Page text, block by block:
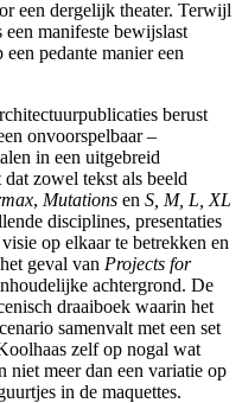
een dergelijk theater. Terwijl
een manifeste bewijslast
pedante manier een
berust
onvoorspelbaar –
in een uitgebreid
zowel tekst als beeld
, Mutations en S, M, L, XL
disciplines, presentaties
op elkaar te betrekken en
geval van Projects for
achtergrond. De
draaiboek waarin het
samenvalt met een set
zelf op nogal wat
niet meer dan een variatie op
in de maquettes.